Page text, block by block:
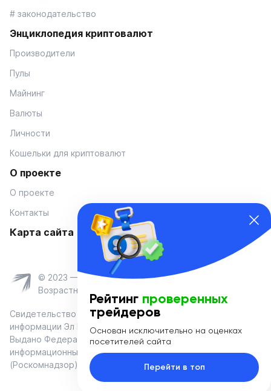
# законодательство
Энциклопедия криптовалют
Производители
Пулы
Майнинг
Валюты
Личности
Кошельки для криптовалют
О проекте
О проекте
Контакты
Карта сайта
© 2023 — Coinmania
Возрастное ограничение 16+
Свидетельство о регистрации средства массовой
информации Эл № ФС 77-74908 от «25» января 2019 г.
Выдано Федеральной службой по надзору в сфере связи,
информационных технологий и массовых коммуникаций
(Роскомнадзор)
Рейтинг проверенных
трейдеров
Основан исключительно на оценках
посетителей сайта
Перейти в топ